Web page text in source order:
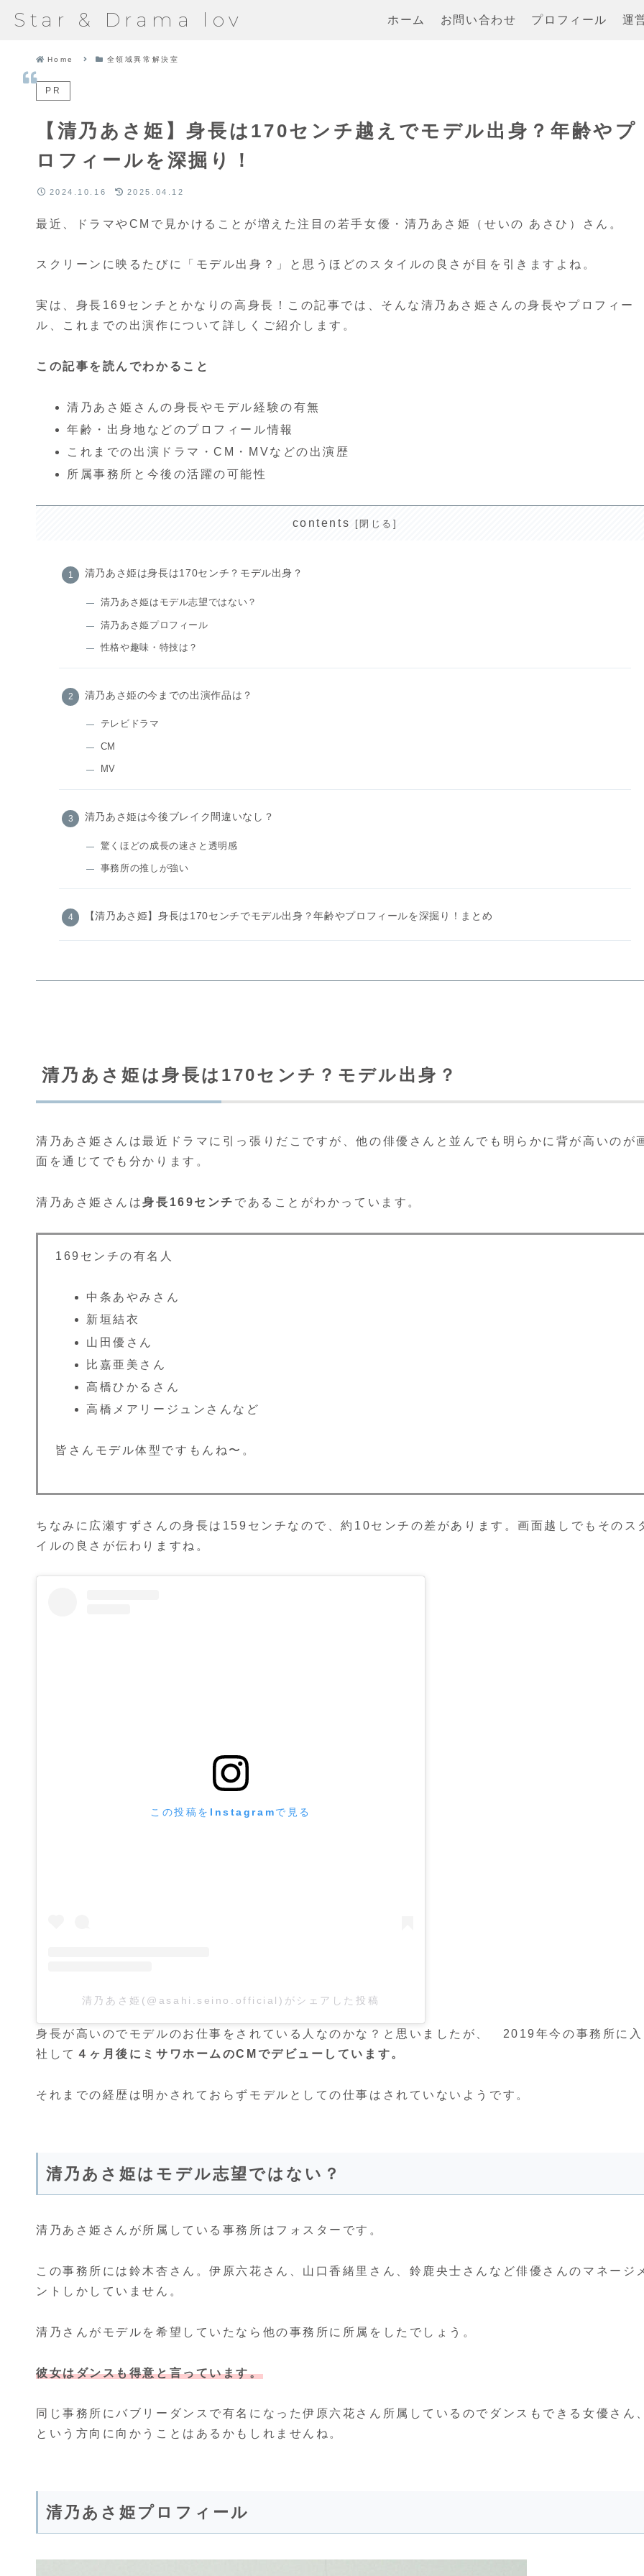
Star & Drama lov ホーム お問い合わせ プロフィール 運
Home 全領域異常解決室
PR
【清乃あさ姫】身長は170センチ越えでモデル出身？年齢やプ
ロフィールを深掘り！
2024.10.16 2025.04.12
最近、ドラマやCMで見かけることが増えた注目の若手女優・清乃あさ姫（せいの あさひ）さん。
スクリーンに映るたびに「モデル出身？」と思うほどのスタイルの良さが目を引きますよね。
実は、身長169センチとかなりの高身長！この記事では、そんな清乃あさ姫さんの身長やプロフィー
ル、これまでの出演作について詳しくご紹介します。
この記事を読んでわかること
清乃あさ姫さんの身長やモデル経験の有無
年齢・出身地などのプロフィール情報
これまでの出演ドラマ・CM・MVなどの出演歴
所属事務所と今後の活躍の可能性
contents
清乃あさ姫は身長は170センチ？モデル出身？
清乃あさ姫はモデル志望ではない？
清乃あさ姫プロフィール
性格や趣味・特技は？
清乃あさ姫の今までの出演作品は？
テレビドラマ
CM
MV
清乃あさ姫は今後ブレイク間違いなし？
驚くほどの成長の速さと透明感
事務所の推しが強い
【清乃あさ姫】身長は170センチでモデル出身？年齢やプロフィールを深掘り！まとめ
清乃あさ姫は身長は170センチ？モデル出身？
清乃あさ姫さんは最近ドラマに引っ張りだこですが、他の俳優さんと並んでも明らかに背が高いのが
面を通じてでも分かります。
清乃あさ姫さんは身長169センチ であることがわかっています。
169センチの有名人
中条あやみさん
新垣結衣
山田優さん
比嘉亜美さん
高橋ひかるさん
高橋メアリージュンさんなど
皆さんモデル体型ですもんね〜。
ちなみに広瀬すずさんの身長は159センチなので、約10センチの差があります。画面越しでもそのス
イルの良さが伝わりますね。
この投稿をInstagramで見る
清乃あさ姫(@asahi.seino.official)がシェアした投稿
身長が高いのでモデルのお仕事をされている人なのかな？と思いましたが、 2019年今の事務所に入
社して ４ヶ月後にミサワホームのCMでデビューしています。
それまでの経歴は明かされておらずモデルとしての仕事はされていないようです。
清乃あさ姫はモデル志望ではない？
清乃あさ姫さんが所属している事務所はフォスターです。
この事務所には鈴木杏さん。伊原六花さん、山口香緒里さん、鈴鹿央士さんなど俳優さんのマネージ
ントしかしていません。
清乃さんがモデルを希望していたなら他の事務所に所属をしたでしょう。
彼女はダンスも得意と言っています。
同じ事務所にバブリーダンスで有名になった伊原六花さん所属しているのでダンスもできる女優さん
という方向に向かうことはあるかもしれませんね。
清乃あさ姫プロフィール